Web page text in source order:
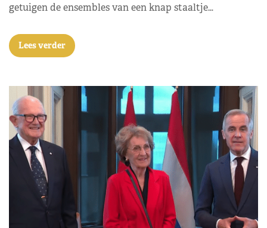
getuigen de ensembles van een knap staaltje…
Lees verder